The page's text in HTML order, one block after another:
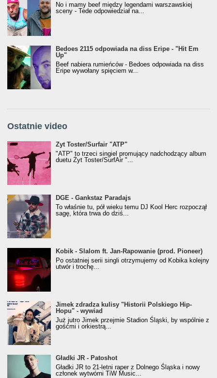
No i mamy beef między legendami warszawskiej
sceny - Tede odpowiedział na...
Bedoes 2115 odpowiada na diss Eripe - "Hit Em
Up"
Beef nabiera rumieńców - Bedoes odpowiada na diss
Eripe wywołany spięciem w...
Ostatnie video
Żyt Toster/SurfAir - ATP VIDEO
Żyt Toster/Surfair "ATP"
"ATP" to trzeci singiel promujący nadchodzący album
duetu Żyt Toster/SurfAir "...
donGURALesko z nagrodą za
Klasyczny/Trueschoolowy Album Roku
(Popkillery 2023)
DGE - Gankstaz Paradajs
To właśnie tu, pół wieku temu DJ Kool Herc rozpoczął
sagę, która trwa do dziś...
Kobik - Slalom ft. Jan-Rapowanie (prod. Pioneer)
[Official Music Visualiser]
Kobik - Slalom ft. Jan-Rapowanie (prod. Pioneer)
Po ostatniej serii singli otrzymujemy od Kobika kolejny
utwór i trochę...
Jimek zdradza kulisy "Historii Polskiego Hip-
Hopu" - wywiad
Jimek zdradza kulisy "Historii Polskiego Hip-
Hopu" - wywiad
Już jutro Jimek przejmie Stadion Śląski, by wspólnie z
gośćmi i orkiestrą...
Gładki JR - Patoshot
Gładki JR - Patoshot
Gładki JR to 21-letni raper z Dolnego Śląska i nowy
członek wytwórni TiW Music...